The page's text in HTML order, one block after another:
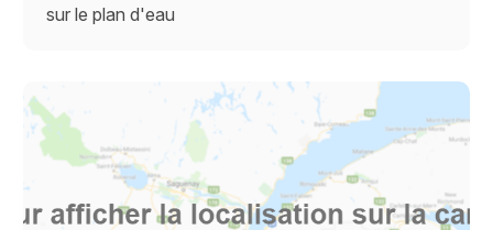
sur le plan d'eau